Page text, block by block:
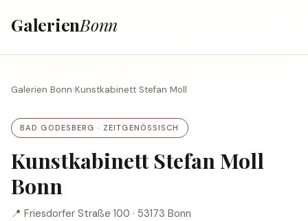
GalerienBonn
Galerien Bonn›Kunstkabinett Stefan Moll
BAD GODESBERG · ZEITGENÖSSISCH
Kunstkabinett Stefan Moll
Bonn
📍 Friesdorfer Straße 100 · 53173 Bonn